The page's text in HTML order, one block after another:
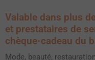
Valable dans plus
et prestataires de
chèque-cadeau du
Mode, beauté,